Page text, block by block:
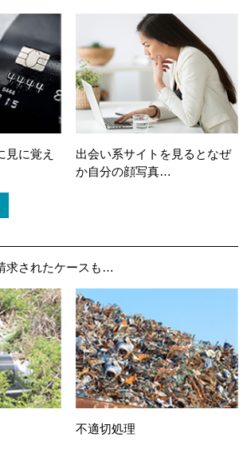
見に覚え
出会い系サイトを見ると なぜ
か自分の顔写真…
求されたケースも…
不適切処理